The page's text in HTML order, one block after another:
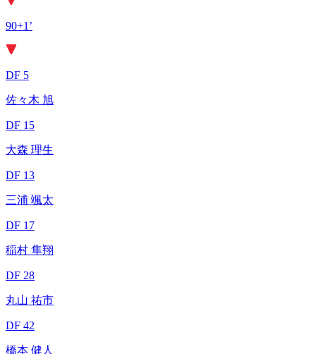
90+1’
DF 5
佐々木 旭
DF 15
大森 理生
DF 13
三浦 颯太
DF 17
稲村 隼翔
DF 28
丸山 祐市
DF 42
橋本 健人